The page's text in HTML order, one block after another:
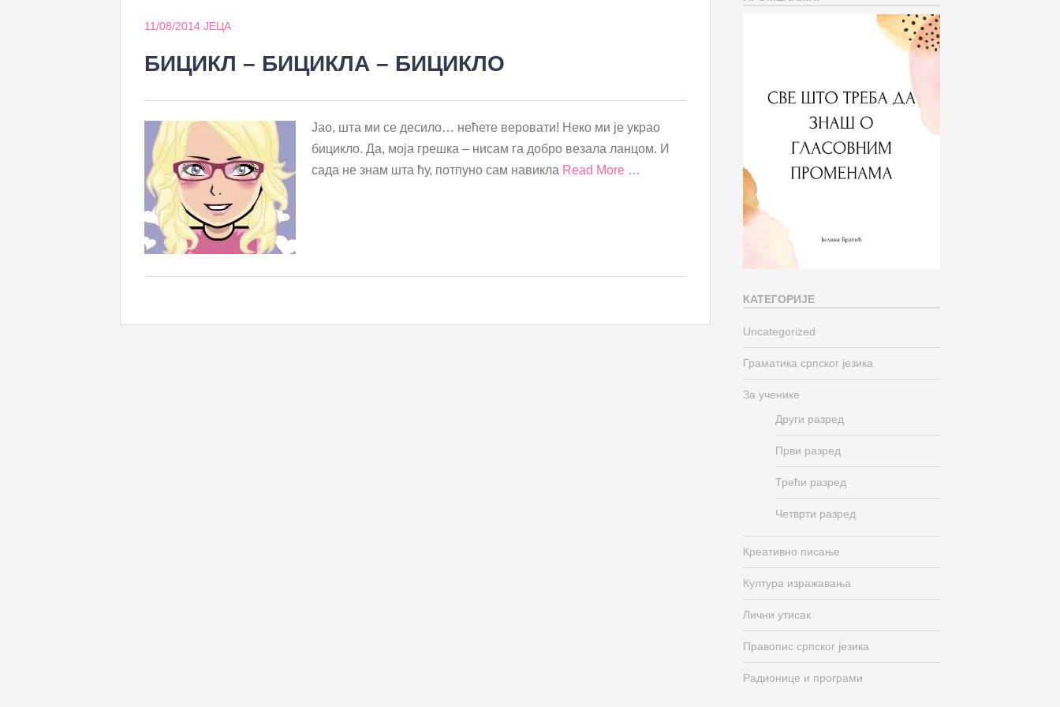
11/08/2014 ЈЕЦА
БИЦИКЛ – БИЦИКЛА – БИЦИКЛО
Јао, шта ми се десило… нећете веровати! Неко ми је украо
бицикло. Да, моја грешка – нисам га добро везала ланцом. И
сада не знам шта ћу, потпуно сам навикла Read More …
КАТЕГОРИЈЕ
Uncategorized
Граматика српског језика
За ученике
Други разред
Први разред
Трећи разред
Четврти разред
Креативно писање
Култура изражавања
Лични утисак
Правопис српског језика
Радионице и програми